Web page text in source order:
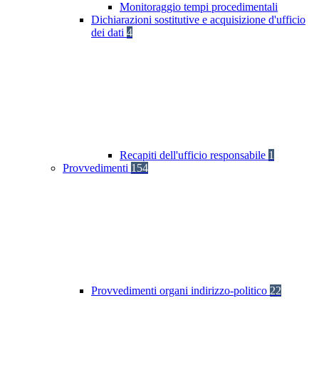
Monitoraggio tempi procedimentali
Dichiarazioni sostitutive e acquisizione d'ufficio
dei dati 4
Recapiti dell'ufficio responsabile 1
Provvedimenti 154
Provvedimenti organi indirizzo-politico 22